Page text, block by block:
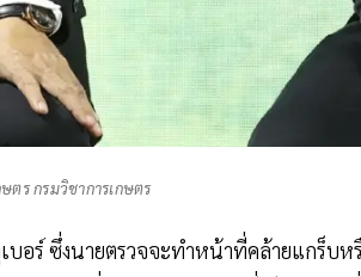
ตร กรมวิชาการเกษตร
อร์ ซึ่งนายตรวจจะทำหน้าที่คล้ายแกร็บห